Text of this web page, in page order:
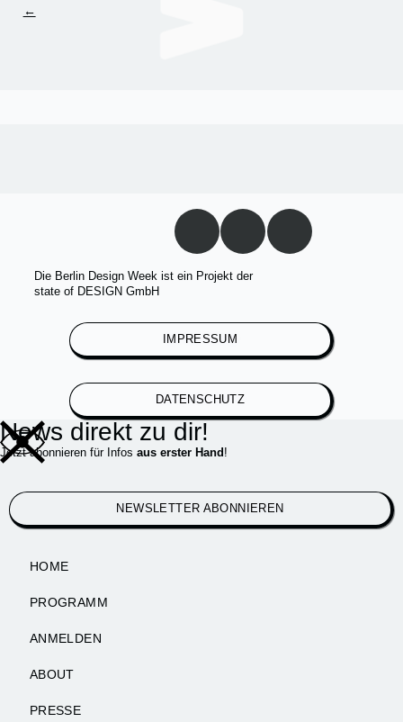
←
Die Berlin Design Week ist ein Projekt der
state of DESIGN GmbH
IMPRESSUM
DATENSCHUTZ
News direkt zu dir!
Jetzt abonnieren für Infos aus erster Hand!
NEWSLETTER ABONNIEREN
HOME
PROGRAMM
ANMELDEN
ABOUT
PRESSE